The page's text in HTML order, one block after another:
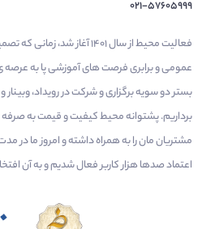
021-57605999
فعالیت محیط از سال 1401 آغاز
عمومی و برابری فرصت های آموزشی پا به عرصه
بستر دو سویه برگزاری و شرکت در رویداد،
برداریم. پشتوانه محیط کیفیت و قیمت به
مشتریان مان را به همراه داشته و امروز ما
اعتماد صدها هزار کاربر فعال شدیم و به آن